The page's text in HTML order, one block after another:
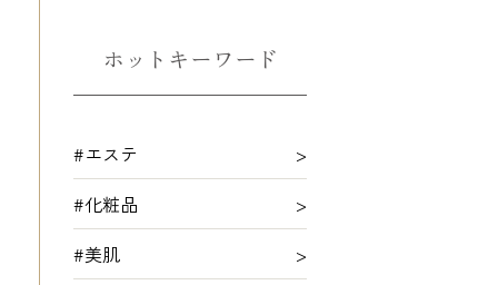
ホットキーワード
#エステ
#化粧品
#美肌